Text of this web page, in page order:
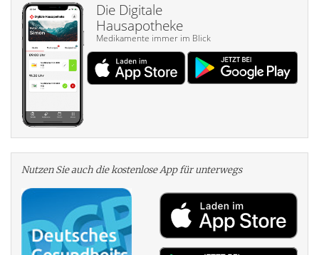
Die Digitale
Hausapotheke
Medikamente immer im Blick
Nutzen Sie auch die kosten­lose App für unterwegs